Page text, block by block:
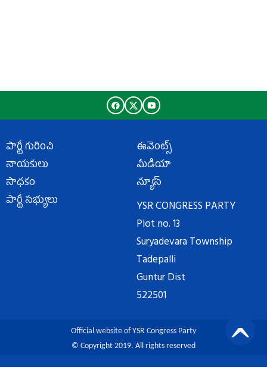
పార్టీ గురించి
నాయకులు
సాధకం
పార్టీ సభ్యులు
ఈవెంట్స్
మీడియా
న్యూస్
YSR CONGRESS PARTY
Plot no. 13
Suryadevara Township
Tadepalli
Guntur Dist
522501
Official website of YSR Congress Party
© Copyright 2019. All rights reserved